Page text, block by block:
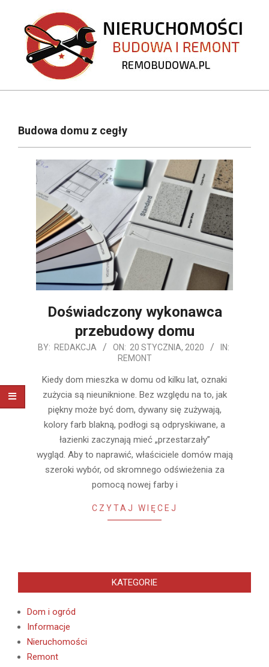
content
REMOBUDOWA.PL
NavigationBudowa domu z cegły
Doświadczony wykonawca
przebudowy domu
2020-
20
BY: REDAKCJA ON: 20 STYCZNIA, 2020
IN:
REMONT
Kiedy dom mieszka w domu od kilku lat, oznaki
zużycia są nieuniknione. Bez względu na to, jak
piękny może być dom, dywany się zużywają,
kolory farb blakną, podłogi są odpryskiwane, a
łazienki zaczynają mieć „przestarzały”
wygląd. Aby to naprawić, właściciele domów mają
szeroki wybór, od skromnego odświeżenia za
pomocą nowej farby i
CZYTAJ WIĘCEJ
KATEGORIE
Dom i ogród
Informacje
Nieruchomości
Remont